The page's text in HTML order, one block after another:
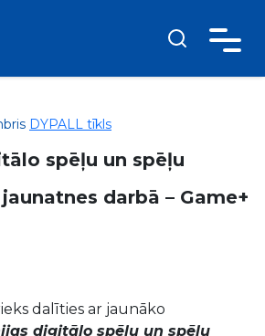
DYPALL tīkls
spēļu un spēļu
darbā – Game+
dalīties ar jaunāko
digitālo spēļu un spēļu